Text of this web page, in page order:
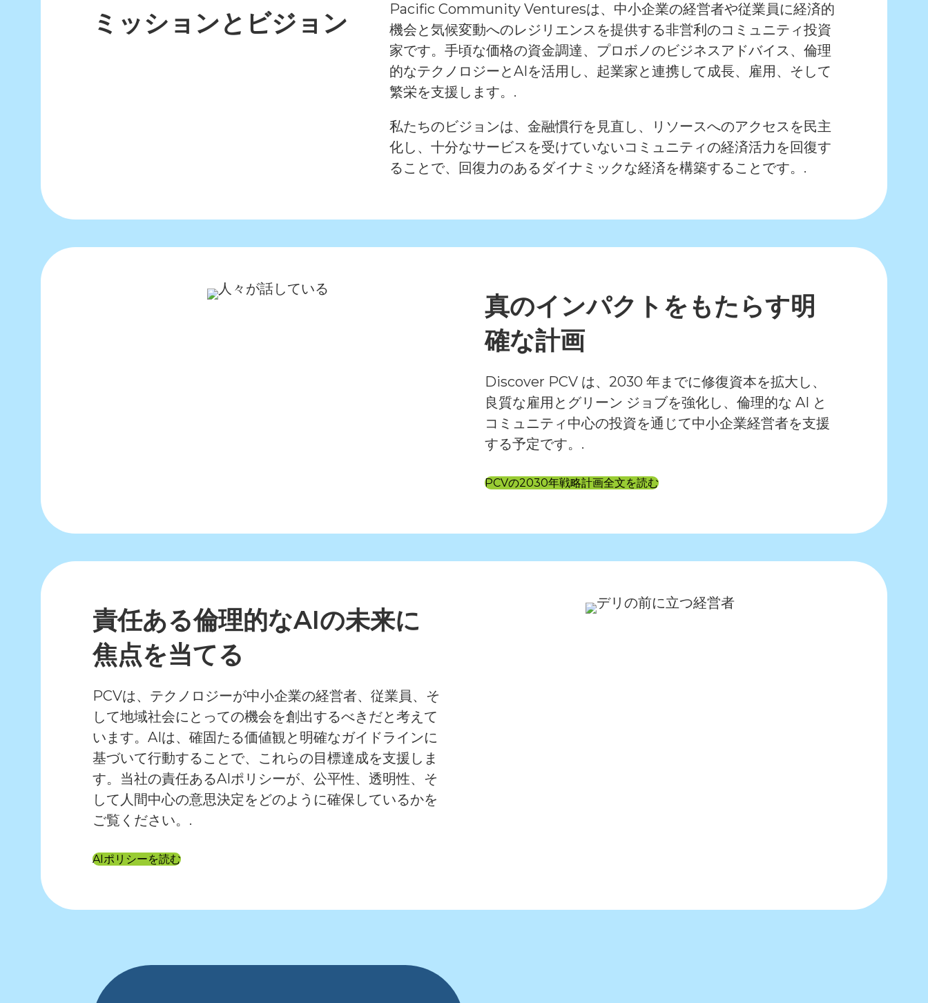
ミッションとビジョン
Pacific Community Venturesは、中小企業の経営者や従業員に経済的
機会と気候変動へのレジリエンスを提供する非営利のコミュニティ投資
家です。手頃な価格の資金調達、プロボノのビジネスアドバイス、倫理
的なテクノロジーとAIを活用し、起業家と連携して成長、雇用、そして
繁栄を支援します。.
私たちのビジョンは、金融慣行を見直し、リソースへのアクセスを民主
化し、十分なサービスを受けていないコミュニティの経済活力を回復す
ることで、回復力のあるダイナミックな経済を構築することです。.
真のインパクトをもたらす明
確な計画
Discover PCV は、2030 年までに修復資本を拡大し、
良質な雇用とグリーン ジョブを強化し、倫理的な AI と
コミュニティ中心の投資を通じて中小企業経営者を支援
する予定です。.
PCVの2030年戦略計画全文を読む
責任ある倫理的なAIの未来に
焦点を当てる
PCVは、テクノロジーが中小企業の経営者、従業員、そ
して地域社会にとっての機会を創出するべきだと考えて
います。AIは、確固たる価値観と明確なガイドラインに
基づいて行動することで、これらの目標達成を支援しま
す。当社の責任あるAIポリシーが、公平性、透明性、そ
して人間中心の意思決定をどのように確保しているかを
ご覧ください。.
AIポリシーを読む